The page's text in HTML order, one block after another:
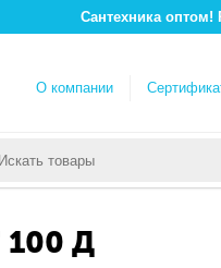
Сантехника
О компании
100 Д